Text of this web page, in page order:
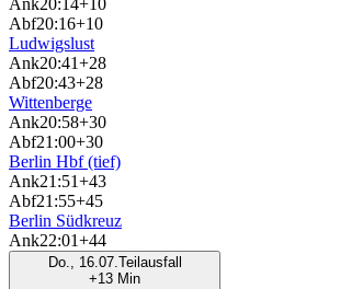
Ank20:14+10
Abf20:16+10
Ludwigslust
Ank20:41+28
Abf20:43+28
Wittenberge
Ank20:58+30
Abf21:00+30
Berlin Hbf (tief)
Ank21:51+43
Abf21:55+45
Berlin Südkreuz
Ank22:01+44
Do., 16.07.Teilausfall
+13 Min